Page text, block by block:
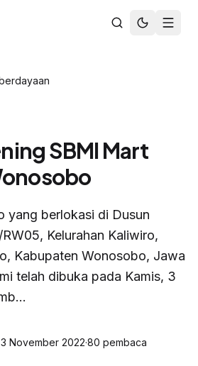
SBMI Mart
yang berlokasi di Dusun
Kelurahan Kaliwiro,
Kabupaten Wonosobo, Jawa
telah dibuka pada Kamis, 3
November 2022·80 pembaca